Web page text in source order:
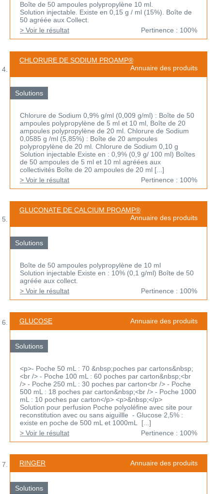
Boîte de 50 ampoules polypropylène 10 ml.
Solution injectable. Existe en 0,15 g / ml (15%). Boîte de
50 agréée aux Collect.
> Voir le résultat
Pertinence : 100%
CHLORURE DE SODIUM PROAMP®
Annuaire des produits
Solutions
Chlorure de Sodium 0,9% g/ml (0,009 g/ml) : Boîte de 50
ampoules polypropylène de 5 ml et 10 ml, Boîte de 20
ampoules polypropylène de 20 ml. Chlorure de Sodium
0,0585 g /ml (5,85%) : Boîte de 20 ampoules
polypropylène de 20 ml. Chlorure de Sodium 0,10 g
Solution injectable Existe en : 0,9% (0,9 g/ 100 ml) Boîtes
de 50 ampoules de 5 ml et 10 ml agréées aux
collectivités Boîte de 20 ampoules de 20 ml [...]
> Voir le résultat
Pertinence : 100%
GLUCONATE DE CALCIUM PROAMP®
Annuaire des produits
Solutions
Boîte de 50 ampoules polypropylène de 10 ml
Solution injectable Existe en : 10% (0,1 g/ml) Boîte de 50
agréée aux collect.
> Voir le résultat
Pertinence : 100%
GLUCOSE Annuaire des produits
Solutions
<p>- Poche 50 mL : 70 &nbsp;poches par cartons&nbsp;
<br /> - Poche 100 mL : 60 poches par carton&nbsp;<br
/> - Poche 250 mL : 30 poches par carton<br /> - Poche
500 mL : 18 poches par carton&nbsp;<br /> - Poche 1000
mL : 10 poches par carton</p> <p>&nbsp;</p>
Solution pour perfusion Poche polyoléfine avec site pour
reconstitution avec ou sans aiguillle - Glucose 2,5% :
existe en poche de 500 mL et 1000mL [...]
> Voir le résultat
Pertinence : 100%
RINGER Annuaire des produits
Solutions